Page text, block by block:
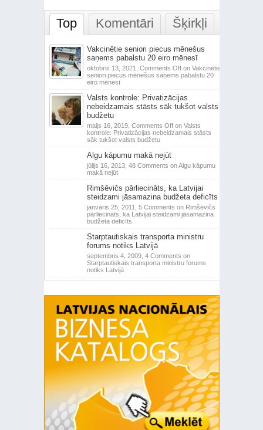
Top Komentāri Šķirkļi
Vakcinētie seniori piecus mēnešus
saņems pabalstu 20 eiro mēnesī
oktobris 13, 2021, Comments Offon Vakcinētie
seniori piecus mēnešus saņems pabalstu 20
eiro mēnesī
Valsts kontrole: Privatizācijas
nebeidzamais stāsts sāk tukšot valsts
budžetu
maijs 16, 2019, Comments Offon Valsts
kontrole: Privatizācijas nebeidzamais stāsts
sāk tukšot valsts budžetu
Algu kāpumu makā nejūt
jūlijs 16, 2013, 48 Comments on Algu kāpumu
makā nejūt
Rimšēvičs pārliecināts, ka Latvijai
steidzami jāsamazina budžeta deficīts
janvāris 25, 2011, 5 Comments on Rimšēvičs
pārliecināts, ka Latvijai steidzami jāsamazina
budžeta deficīts
Starptautiskais transporta ministru
forums notiks Latvijā
septembris 4, 2009, 4 Comments on
Starptautiskais transporta ministru forums
notiks Latvijā